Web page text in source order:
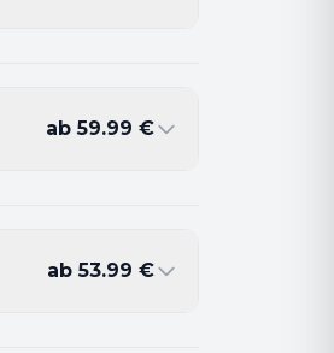
ab59.99 €
ab53.99 €